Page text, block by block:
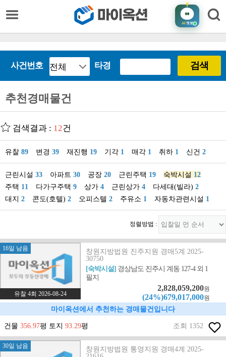
AI챗봇
사건번호 타경 검색
추천경매물건
검색결과 : 12건
유찰 89 변경 39 재진행 19 기각 1 매각 1 취하 1 신건 2
근린시설 33 아파트 30 공장 20 근린주택 19 숙박시설 12
주택 11 다가구주택 9 상가 4 근린상가 4 다세대(빌라) 2
대지 2 콘도(호텔) 2 오피스텔 2 주유소 1 자동차관련시설 1
정렬방법 :
16일 남음
유찰 4회 2026-08-24
창원지방법원 진주지원 경매5계 2025-
30750
[숙박시설] 경상남도 진주시 계동 127-4 외 1
필지
2,828,059,200원
(24%)679,017,000원
마이옥션에서 추천하는 경매물건입니다
건물 356.97평 토지 93.29평 조회 1352
30일 남음
창원지방법원 통영지원 경매4계 2025-